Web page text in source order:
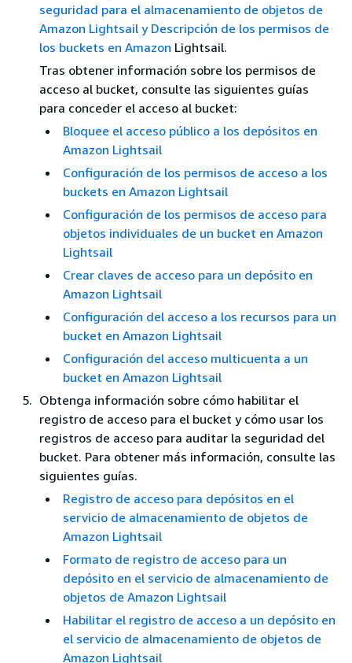
seguridad para el almacenamiento de objetos de
Amazon Lightsail y Descripción de los permisos de
los buckets en Amazon Lightsail.
Tras obtener información sobre los permisos de
acceso al bucket, consulte las siguientes guías
para conceder el acceso al bucket:
Bloquee el acceso público a los depósitos en
Amazon Lightsail
Configuración de los permisos de acceso a los
buckets en Amazon Lightsail
Configuración de los permisos de acceso para
objetos individuales de un bucket en Amazon
Lightsail
Crear claves de acceso para un depósito en
Amazon Lightsail
Configuración del acceso a los recursos para un
bucket en Amazon Lightsail
Configuración del acceso multicuenta a un
bucket en Amazon Lightsail
Obtenga información sobre cómo habilitar el
registro de acceso para el bucket y cómo usar los
registros de acceso para auditar la seguridad del
bucket. Para obtener más información, consulte las
siguientes guías.
Registro de acceso para depósitos en el
servicio de almacenamiento de objetos de
Amazon Lightsail
Formato de registro de acceso para un
depósito en el servicio de almacenamiento de
objetos de Amazon Lightsail
Habilitar el registro de acceso a un depósito en
el servicio de almacenamiento de objetos de
Amazon Lightsail